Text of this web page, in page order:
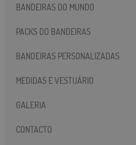
BANDEIRAS DO MUNDO
PACKS DO BANDEIRAS
BANDEIRAS PERSONALIZADAS
MEDIDAS E VESTUÁRIO
GALERIA
CONTACTO